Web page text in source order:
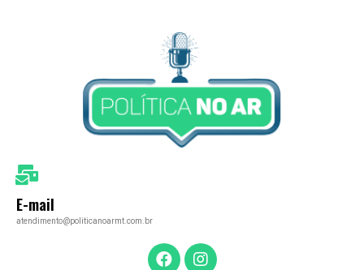
E-mail
atendimento@politicanoarmt.com.br